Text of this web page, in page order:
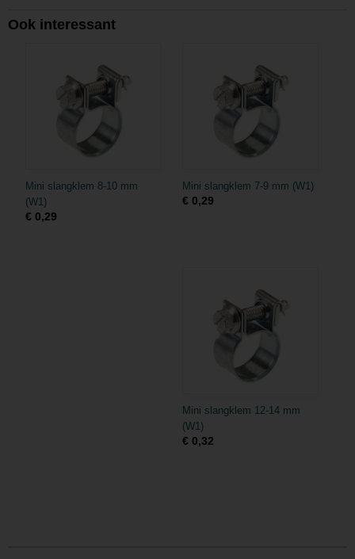
Ook interessant
Mini slangklem 8-10 mm
(W1)
€ 0,29
Mini slangklem 7-9 mm (W1)
€ 0,29
Mini slangklem 12-14 mm
(W1)
€ 0,32